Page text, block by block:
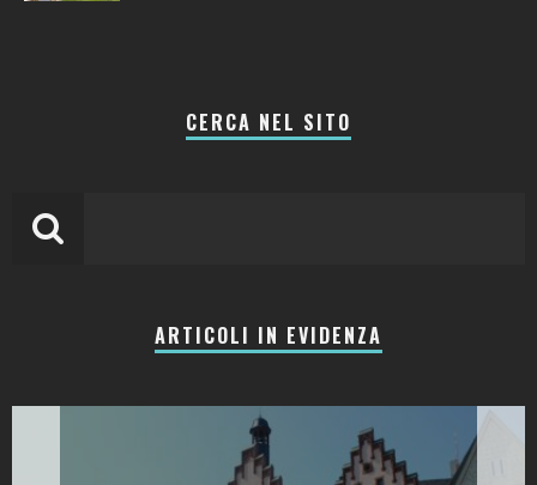
CERCA NEL SITO
ARTICOLI IN EVIDENZA